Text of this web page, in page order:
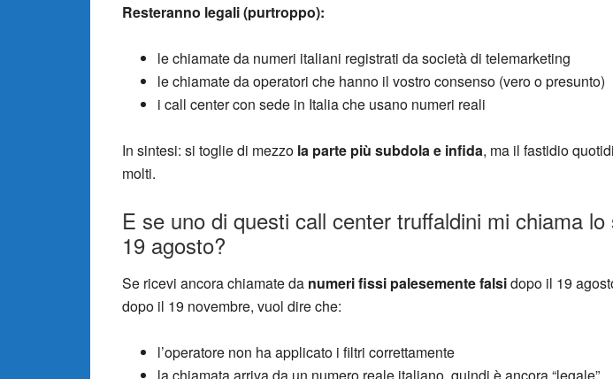
Resteranno legali (purtroppo):
le chiamate da numeri italiani registrati da società di telemarketing
le chiamate da operatori che hanno il vostro consenso (vero o presunto)
i call center con sede in Italia che usano numeri reali
In sintesi: si toglie di mezzo la parte più subdola e infida, ma il fastidio
molti.
E se uno di questi call center truffaldini mi chiama
19 agosto?
Se ricevi ancora chiamate da numeri fissi palesemente falsidopo il 19
dopo il 19 novembre, vuol dire che:
l’operatore non ha applicato i filtri correttamente
la chiamata arriva da un numero reale italiano, quindi è ancora “legale”